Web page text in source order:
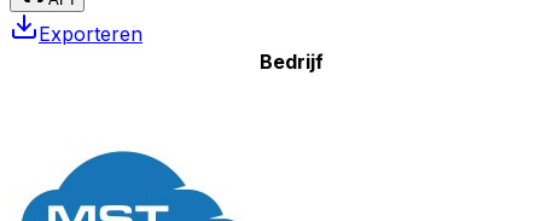
Exporteren
Bedrijf